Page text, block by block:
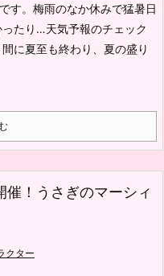
す。 梅雨のなか休みで猛暑日
ったり…天気予報のチェック
に夏至も終わり、夏の盛り
！うさぎのマーシィ
クター